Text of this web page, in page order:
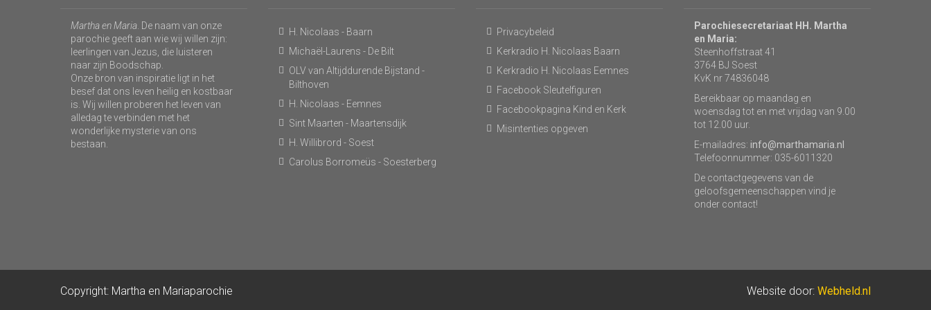
Martha en Maria . De naam van onze
parochie geeft aan wie wij willen zijn:
leerlingen van Jezus, die luisteren
naar zijn Boodschap.
Onze bron van inspiratie ligt in het
besef dat ons leven heilig en kostbaar
is. Wij willen proberen het leven van
alledag te verbinden met het
wonderlijke mysterie van ons
bestaan.
H. Nicolaas - Baarn
Michaël-Laurens - De Bilt
OLV van Altijddurende Bijstand -
Bilthoven
H. Nicolaas - Eemnes
Sint Maarten - Maartensdijk
H. Willibrord - Soest
Carolus Borromeüs - Soesterberg
Privacybeleid
Kerkradio H. Nicolaas Baarn
Kerkradio H. Nicolaas Eemnes
Facebook Sleutelfiguren
Facebookpagina Kind en Kerk
Misintenties opgeven
Parochiesecretariaat HH. Martha
en Maria:
Steenhoffstraat 41
3764 BJ Soest
KvK nr 74836048
Bereikbaar op maandag en
woensdag tot en met vrijdag van 9.00
tot 12.00 uur.
E-mailadres: info@marthamaria.nl
Telefoonnummer: 035-6011320
De contactgegevens van de
geloofsgemeenschappen vind je
onder contact!
Copyright: Martha en Mariaparochie Website door: Webheld.nl